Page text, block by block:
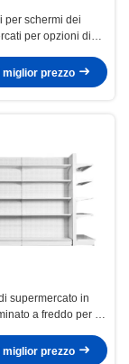
per schermi dei
per opzioni di
miglior prezzo
supermercato in
a freddo per il
miglior prezzo